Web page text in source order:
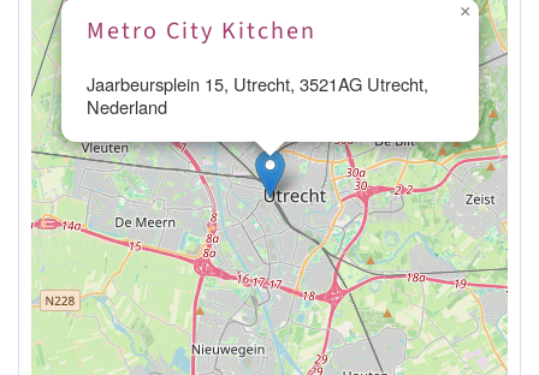
Metro City Kitchen
Jaarbeursplein 15, Utrecht, 3521AG Utrecht,
Nederland
×